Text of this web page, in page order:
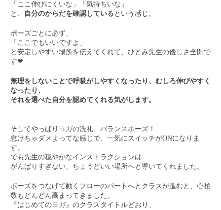
「ここ伸びにくいな」「気持ちいな」
と、
自分のからだを確認している という感じ。
ポーズごとに必ず、
「ここでもいいですよ」
と安定しやすい場所を伝えてくれて、ひとみ先生の優しさ全開で
す❤
無理をしないことで呼吸がしやすくなったり、むしろ伸びやすく
なったり、
それを選べた自分を認めてくれる気がします。
そしてやっぱりヨガの洗礼、バランスポーズ！
怠けちゃダメよってな感じで、一気にスイッチがONになりま
す。
でも先生の穏やかなインストラクションは
がんばりすぎない、ちょうどいい場所へと導いてくれました。
ポーズをつなげて動くフローのパートへとクラスが進むと、心拍
数もどんどん高まってきました。
『はじめてのヨガ』のクラスタイトルどおり、